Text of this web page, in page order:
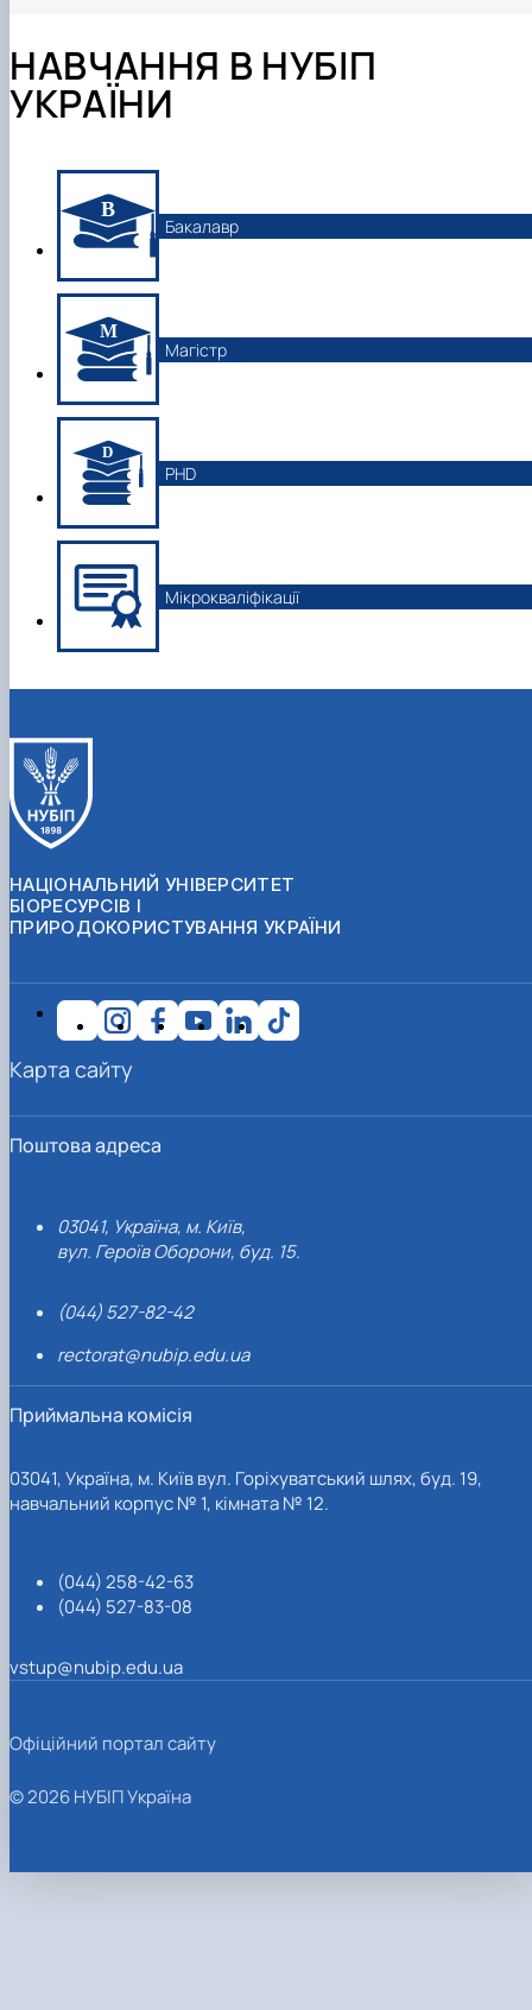
НАВЧАННЯ В НУБІП
УКРАЇНИ
Бакалавр
Магістр
PHD
Мікрокваліфікації
НАЦІОНАЛЬНИЙ УНІВЕРСИТЕТ
БІОРЕСУРСІВ І
ПРИРОДОКОРИСТУВАННЯ УКРАЇНИ
Поштова адреса
03041, Україна, м. Київ,
вул. Героїв Оборони, буд. 15.
(044) 527-82-42
rectorat@nubip.edu.ua
Приймальна комісія
03041, Україна, м. Київ вул. Горіхуватський шлях, буд. 19,
навчальний корпус № 1, кімната № 12.
(044) 258-42-63
(044) 527-83-08
vstup@nubip.edu.ua
Карта сайту
Офіційний портал сайту
© 2026 НУБІП Україна